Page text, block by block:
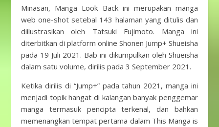
Minasan, Manga Look Back ini merupakan manga
web one-shot setebal 143 halaman yang ditulis dan
diilustrasikan oleh Tatsuki Fujimoto. Manga ini
diterbitkan di platform online Shonen Jump+ Shueisha
pada 19 Juli 2021. Bab ini dikumpulkan oleh Shueisha
dalam satu volume, dirilis pada 3 September 2021.
Ketika dirilis di “Jump+” pada tahun 2021, manga ini
menjadi topik hangat di kalangan banyak penggemar
manga termasuk pencipta terkenal, dan bahkan
memenangkan tempat pertama dalam This Manga is